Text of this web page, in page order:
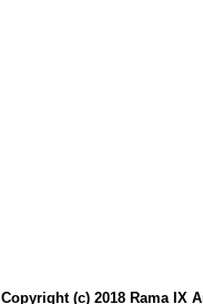
Copyright (c) 2018 Rama IX